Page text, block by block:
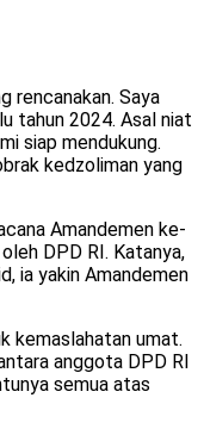
rencanakan. Saya
tahun 2024. Asal niat
siap mendukung.
kedzoliman yang
Amandemen ke-
DPD RI. Katanya,
ia yakin Amandemen
kemaslahatan umat.
anggota DPD RI
semua atas